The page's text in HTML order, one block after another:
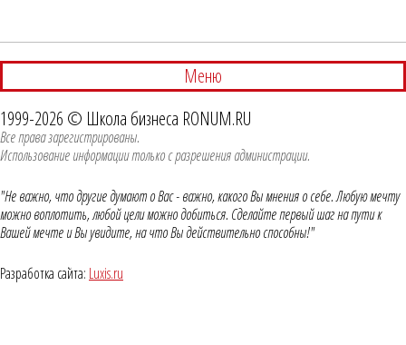
Меню
1999-2026 © Школа бизнеса RONUM.RU
Все права зарегистрированы.
Использование информации только с разрешения администрации.
"Не важно, что другие думают о Вас - важно, какого Вы мнения о себе. Любую мечту
можно воплотить, любой цели можно добиться. Сделайте первый шаг на пути к
Вашей мечте и Вы увидите, на что Вы действительно способны!"
Разработка сайта: Luxis.ru